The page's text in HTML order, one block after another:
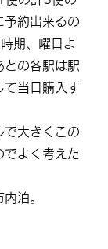
予約出来るの
期、曜日よ
との各駅は駅
て当日購入す
で大きくこの
でよく考えた
泊。